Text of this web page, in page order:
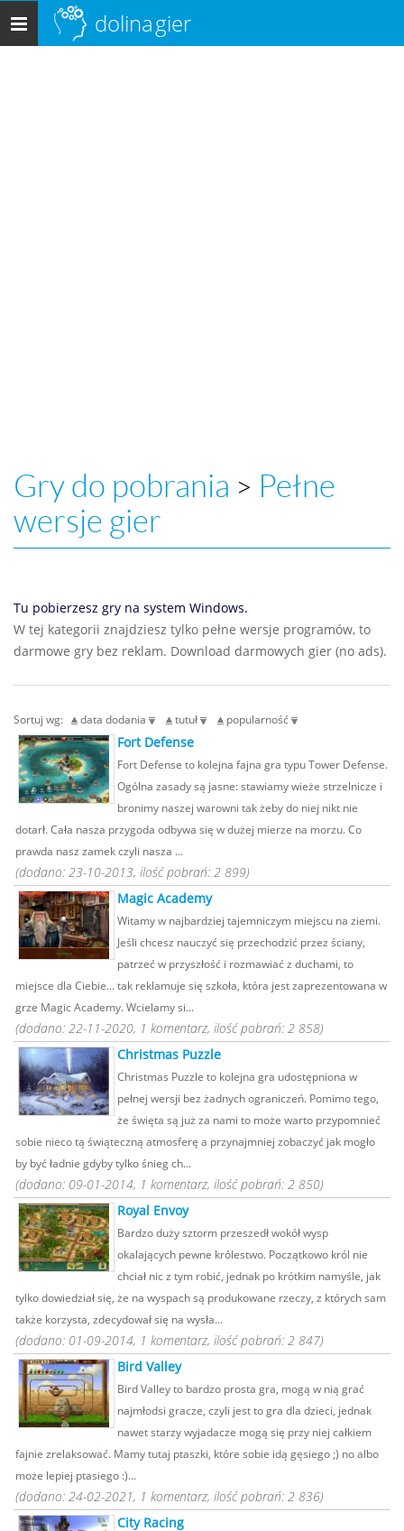
Menu
główne
dolinagier
Gry do pobrania > Pełne
wersje gier
Tu pobierzesz gry na system Windows.
W tej kategorii znajdziesz tylko pełne wersje programów, to
darmowe gry bez reklam. Download darmowych gier (no ads).
Sortuj wg: data dodania tutuł popularność
Fort Defense
Fort Defense to kolejna fajna gra typu Tower Defense.
Ogólna zasady są jasne: stawiamy wieże strzelnicze i
bronimy naszej warowni tak żeby do niej nikt nie
dotarł. Cała nasza przygoda odbywa się w dużej mierze na morzu. Co
prawda nasz zamek czyli nasza ...
(dodano: 23-10-2013, ilość pobrań: 2 899)
Magic Academy
Witamy w najbardziej tajemniczym miejscu na ziemi.
Jeśli chcesz nauczyć się przechodzić przez ściany,
patrzeć w przyszłość i rozmawiać z duchami, to
miejsce dla Ciebie... tak reklamuje się szkoła, która jest zaprezentowana w
grze Magic Academy. Wcielamy si...
(dodano: 22-11-2020, 1 komentarz, ilość pobrań: 2 858)
Christmas Puzzle
Christmas Puzzle to kolejna gra udostępniona w
pełnej wersji bez żadnych ograniczeń. Pomimo tego,
że święta są już za nami to może warto przypomnieć
sobie nieco tą świąteczną atmosferę a przynajmniej zobaczyć jak mogło
by być ładnie gdyby tylko śnieg ch...
(dodano: 09-01-2014, 1 komentarz, ilość pobrań: 2 850)
Royal Envoy
Bardzo duży sztorm przeszedł wokół wysp
okalających pewne królestwo. Początkowo król nie
chciał nic z tym robić, jednak po krótkim namyśle, jak
tylko dowiedział się, że na wyspach są produkowane rzeczy, z których sam
także korzysta, zdecydował się na wysła...
(dodano: 01-09-2014, 1 komentarz, ilość pobrań: 2 847)
Bird Valley
Bird Valley to bardzo prosta gra, mogą w nią grać
najmłodsi gracze, czyli jest to gra dla dzieci, jednak
nawet starzy wyjadacze mogą się przy niej całkiem
fajnie zrelaksować. Mamy tutaj ptaszki, które sobie idą gęsiego ;) no albo
może lepiej ptasiego :)...
(dodano: 24-02-2021, 1 komentarz, ilość pobrań: 2 836)
City Racing